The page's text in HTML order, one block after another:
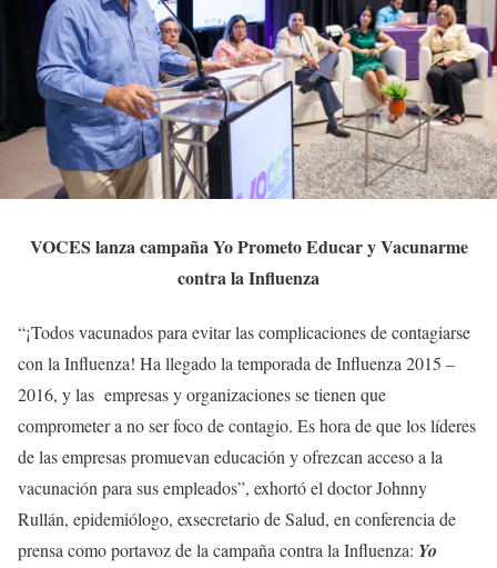
VOCES lanza campaña Yo Prometo Educar y Vacunarme
contra la Influenza
“¡Todos vacunados para evitar las complicaciones de contagiarse
con la Influenza! Ha llegado la temporada de Influenza 2015 –
2016, y las empresas y organizaciones se tienen que
comprometer a no ser foco de contagio. Es hora de que los líderes
de las empresas promuevan educación y ofrezcan acceso a la
vacunación para sus empleados”, exhortó el doctor Johnny
Rullán, epidemiólogo, exsecretario de Salud, en conferencia de
prensa como portavoz de la campaña contra la Influenza: Yo